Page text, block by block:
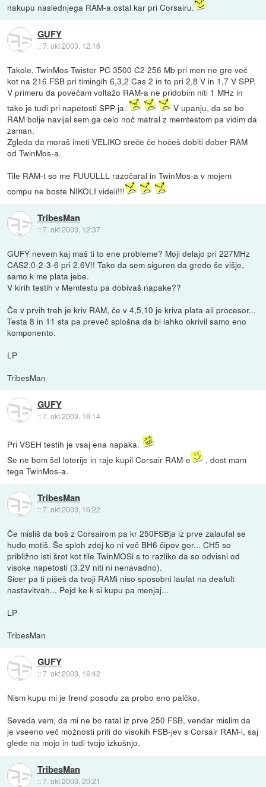
nakupu naslednjega RAM-a ostal kar pri Corsairu.
GUFY
::7. okt 2003, 12:16
Takole, TwinMos Twister PC 3500 C2 256 Mb pri men ne gre več
kot na 216 FSB pri timingih 6,3,2 Cas 2 in to pri 2,8 V in 1,7 V SPP.
V primeru da povečam voltažo RAM-a ne pridobim niti 1 MHz in
tako je tudi pri napetosti SPP-ja.
V upanju, da se bo
RAM bolje navijal sem ga celo noč matral z memtestom pa vidim da
zaman.
Zgleda da moraš imeti VELIKO sreče če hočeš dobiti dober RAM
od TwinMos-a.
Tile RAM-t so me FUUULLL razočaral in TwinMos-a v mojem
compu ne boste NIKOLI videli!!!
TribesMan
::7. okt 2003, 12:37
GUFY nevem kaj maš ti to ene probleme? Moji delajo pri 227MHz
CAS2.0-2-3-6 pri 2.6V!! Tako da sem siguren da gredo še višje,
samo k me plata jebe.
V kirih testih v Memtestu pa dobivaš napake??
Če v prvih treh je kriv RAM, če v 4,5,10 je kriva plata ali procesor...
Testa 8 in 11 sta pa preveč splošna da bi lahko okrivil samo eno
komponento.
LP
TribesMan
GUFY
::7. okt 2003, 16:14
Pri VSEH testih je vsaj ena napaka.
Se ne bom šel loterije in raje kupil Corsair RAM-e
, dost mam
tega TwinMos-a.
TribesMan
::7. okt 2003, 16:22
Če misliš da boš z Corsairom pa kr 250FSBja iz prve zalaufal se
hudo motiš. Še sploh zdej ko ni več BH6 čipov gor... CH5 so
približno isti šrot kot tile TwinMOSi s to razliko da so odvisni od
visoke napetosti (3.2V niti ni nenavadno).
Sicer pa ti pišeš da tvoji RAMi niso sposobni laufat na deafult
nastavitvah... Pejd ke k si kupu pa menjaj...
LP
TribesMan
GUFY
::7. okt 2003, 16:42
Nism kupu mi je frend posodu za probo eno palčko.
Seveda vem, da mi ne bo ratal iz prve 250 FSB, vendar mislim da
je vseeno več možnosti priti do visokih FSB-jev s Corsair RAM-i, saj
glede na mojo in tudi tvojo izkušnjo.
TribesMan
::7. okt 2003, 20:21